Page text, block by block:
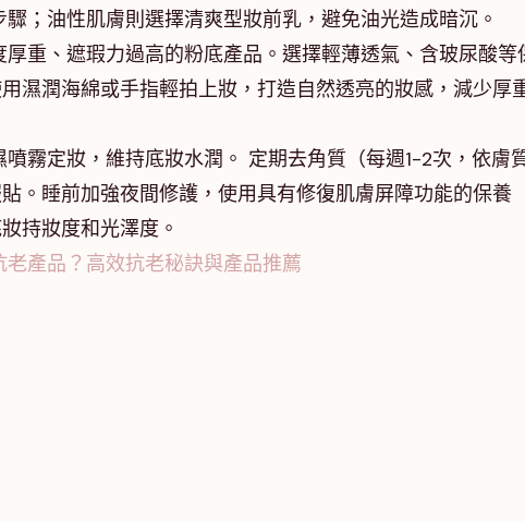
；油性肌膚則選擇清爽型妝前乳，避免油光造成暗沉。
厚重、遮瑕力過高的粉底產品。選擇輕薄透氣、含玻尿酸等
濕潤海綿或手指輕拍上妝，打造自然透亮的妝感，減少厚
霧定妝，維持底妝水潤。 定期去角質（每週1-2次，依膚
。睡前加強夜間修護，使用具有修復肌膚屏障功能的保養
持妝度和光澤度。
產品？高效抗老秘訣與產品推薦